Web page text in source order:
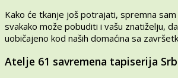
Kako će tkanje još potrajati, spremna
svakako može pobuditi i vašu znatiželju,
uobičajeno kod naših domaćina sa
Atelje 61 savremena tapiserija